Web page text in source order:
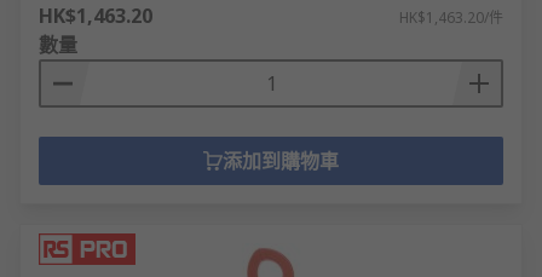
HK$1,463.20 HK$1,463.20/件
數量
添加到購物車